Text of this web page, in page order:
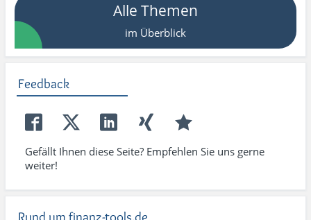
Alle Themen
im Überblick
Feedback
Gefällt Ihnen diese Seite? Empfehlen Sie uns gerne
weiter!